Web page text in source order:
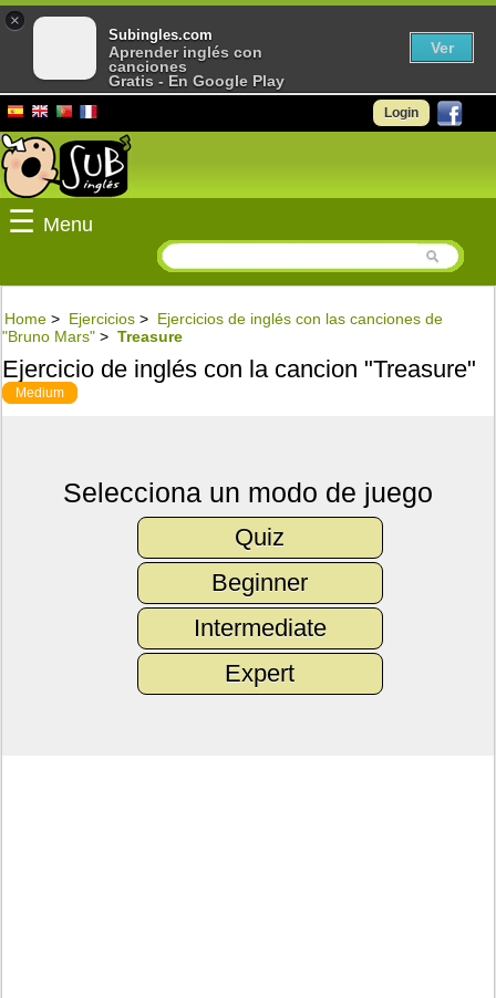
Login
☰ Menu
Home > Ejercicios > Ejercicios de inglés con las canciones de
"Bruno Mars" > Treasure
Ejercicio de inglés con la cancion "Treasure"
Medium
Selecciona un modo de juego
Quiz
Beginner
Intermediate
Expert
×
Subingles.com
Aprender inglés con
canciones
Gratis - En Google Play
Ver